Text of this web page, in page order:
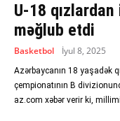
U-18
məğlub etdi
Basketbol
İyul 8, 2025
Azərbaycanın 18 yaşadək
çempionatının B
az.com xəbər verir ki,